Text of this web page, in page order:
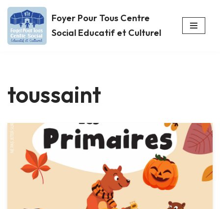
Aller
au
Foyer Pour Tous Centre
Social Educatif et Culturel
toussaint